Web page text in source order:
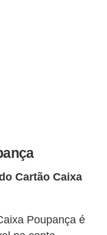
Cartão Caixa
Poupança é